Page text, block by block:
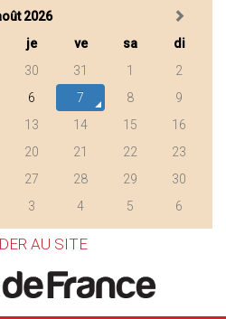
2026
je ve sa
di
30 31 1
2
6 7 8
9
13 14 15
16
20 21 22
23
27 28 29
30
3 4 5 6
AU SITE